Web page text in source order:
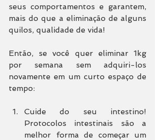
seus comportamentos e garantem,
mais do que a eliminação de alguns
quilos, qualidade de vida!
Então, se você quer eliminar 1kg
por semana sem adquiri-los
novamente em um curto espaço de
tempo:
Cuide do seu intestino!
Protocolos intestinais são a
melhor forma de começar um